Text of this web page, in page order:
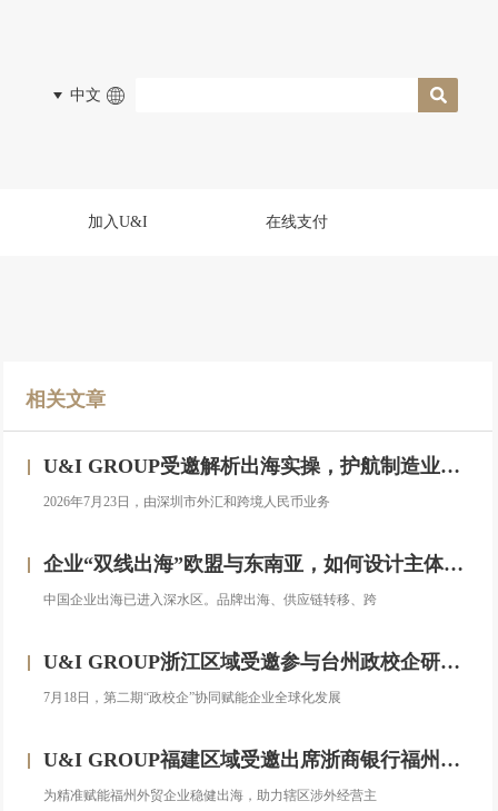
中文
加入U&I 在线支付
相关文章
U&I GROUP受邀解析出海实操，护航制造业企业汇率风险管理
2026年7月23日，由深圳市外汇和跨境人民币业务
企业“双线出海”欧盟与东南亚，如何设计主体架构？——对话汇智集团
中国企业出海已进入深水区。品牌出海、供应链转移、跨
U&I GROUP浙江区域受邀参与台州政校企研修班，助力浙企搭建跨境投资合规框架
7月18日，第二期“政校企”协同赋能企业全球化发展
U&I GROUP福建区域受邀出席浙商银行福州分行跨境金融服务宣讲会圆满落幕
为精准赋能福州外贸企业稳健出海，助力辖区涉外经营主